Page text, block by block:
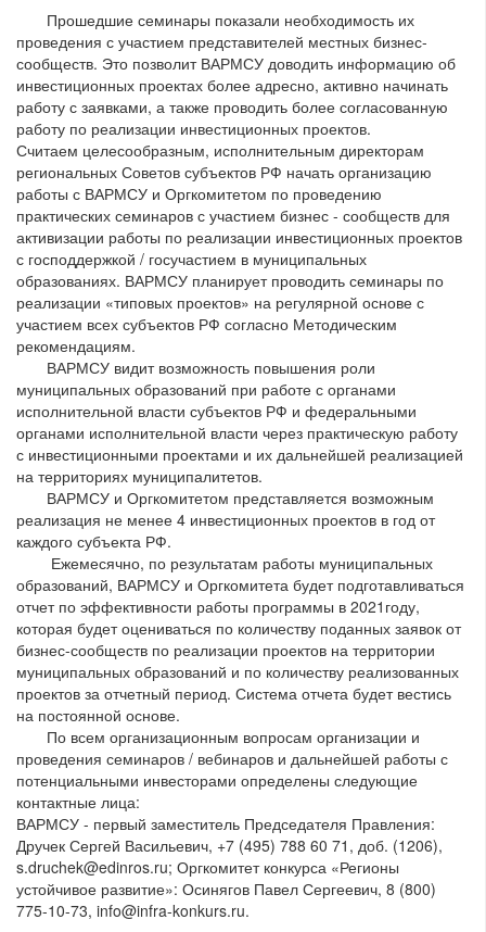
Прошедшие семинары показали необходимость их
проведения с участием представителей местных бизнес-
сообществ. Это позволит ВАРМСУ доводить информацию об
инвестиционных проектах более адресно, активно начинать
работу с заявками, а также проводить более согласованную
работу по реализации инвестиционных проектов.
Считаем целесообразным, исполнительным директорам
региональных Советов субъектов РФ начать организацию
работы с ВАРМСУ и Оргкомитетом по проведению
практических семинаров с участием бизнес - сообществ для
активизации работы по реализации инвестиционных проектов
с господдержкой / госучастием в муниципальных
образованиях. ВАРМСУ планирует проводить семинары по
реализации «типовых проектов» на регулярной основе с
участием всех субъектов РФ согласно Методическим
рекомендациям.
ВАРМСУ видит возможность повышения роли
муниципальных образований при работе с органами
исполнительной власти субъектов РФ и федеральными
органами исполнительной власти через практическую работу
с инвестиционными проектами и их дальнейшей реализацией
на территориях муниципалитетов.
ВАРМСУ и Оргкомитетом представляется возможным
реализация не менее 4 инвестиционных проектов в год от
каждого субъекта РФ.
Ежемесячно, по результатам работы муниципальных
образований, ВАРМСУ и Оргкомитета будет подготавливаться
отчет по эффективности работы программы в 2021году,
которая будет оцениваться по количеству поданных заявок от
бизнес-сообществ по реализации проектов на территории
муниципальных образований и по количеству реализованных
проектов за отчетный период. Система отчета будет вестись
на постоянной основе.
По всем организационным вопросам организации и
проведения семинаров / вебинаров и дальнейшей работы с
потенциальными инвесторами определены следующие
контактные лица:
ВАРМСУ - первый заместитель Председателя Правления:
Дручек Сергей Васильевич, +7 (495) 788 60 71, доб. (1206),
s.druchek@edinros.ru; Оргкомитет конкурса «Регионы
устойчивое развитие»: Осинягов Павел Сергеевич, 8 (800)
775-10-73, info@infra-konkurs.ru.